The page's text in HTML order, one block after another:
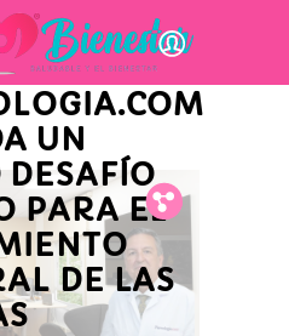
Fb.
Tw.
Pin.
EMPRESARIAL
UN
DESAFÍO
PARA EL
DE LAS